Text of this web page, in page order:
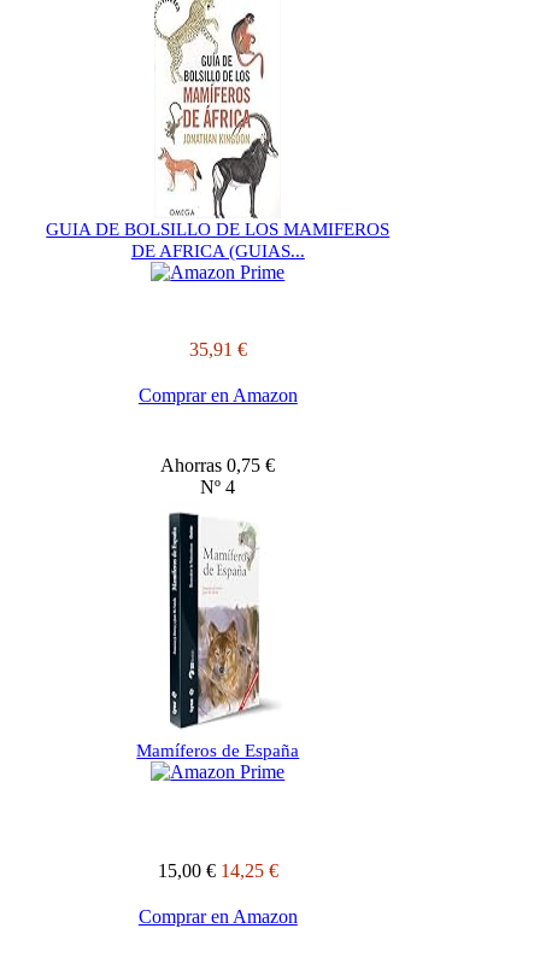
GUIA DE BOLSILLO DE LOS MAMIFEROS
DE AFRICA (GUIAS...
35,91 €
Comprar en Amazon
Ahorras 0,75 €
Nº 4
Mamíferos de España
15,00 € 14,25 €
Comprar en Amazon